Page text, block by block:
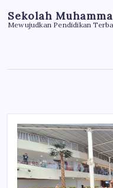
toSekolah
Mewujudkan Pendidikan